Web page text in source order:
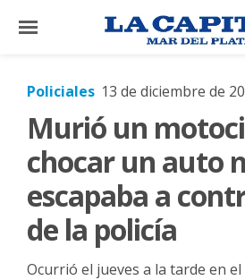
×
El
País
Mundo
La
Policiales 13 de diciembre de
Murió un
chocar un auto
escapaba a
de la policía
Ocurrió el jueves a la tarde en